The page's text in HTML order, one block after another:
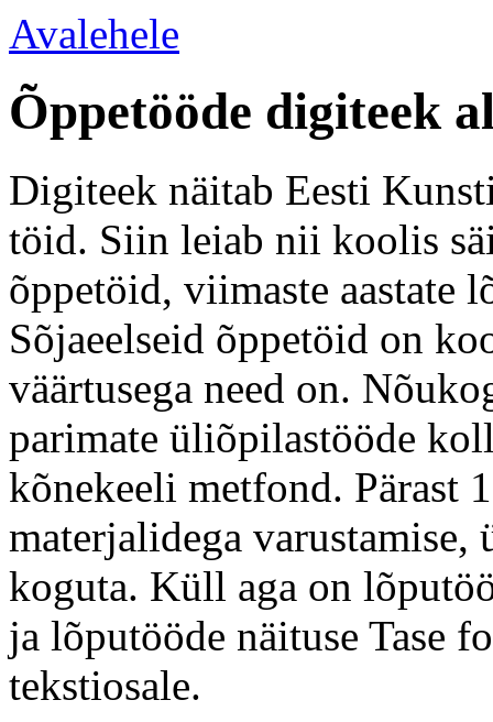
Avalehele
Õppetööde digiteek
Digiteek näitab Eesti
töid. Siin leiab nii koolis
õppetöid, viimaste aastate
Sõjaeelseid õppetöid on
väärtusega need on.
parimate üliõpilastööde
kõnekeeli metfond. Pärast
materjalidega varustamise,
koguta. Küll aga on
ja lõputööde näituse Tase
tekstiosale.